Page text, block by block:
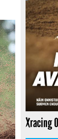
Xracing